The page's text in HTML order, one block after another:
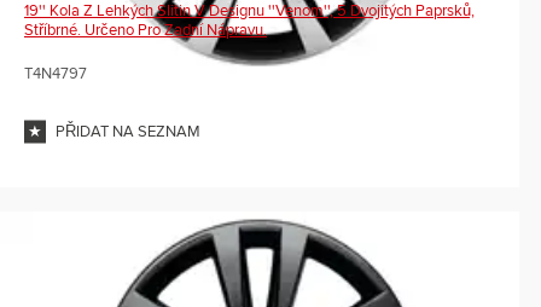
19'' Kola Z Lehkých Slitin V Designu ''Venom'', 5 Dvojitých Paprsků,
Stříbrné. Určeno Pro Zadní Nápravu.
T4N4797
PŘIDAT NA SEZNAM